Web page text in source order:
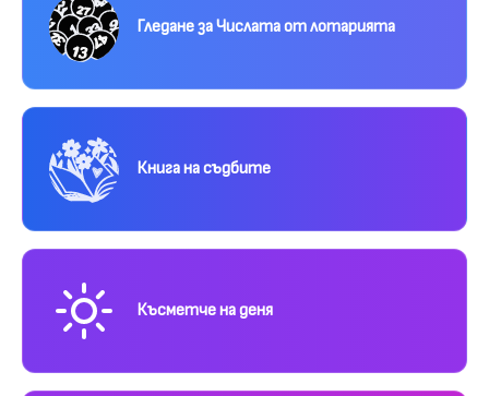
Гледане за Числата от лотарията
Книга на съдбите
Късметче на деня